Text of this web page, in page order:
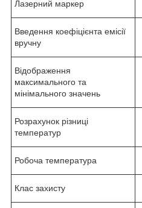
Лазерний маркер
Введення коефіцієнта емісії
вручну
Відображення
максимального та
мінімального значень
Розрахунок різниці
температур
Робоча температура
Клас захисту